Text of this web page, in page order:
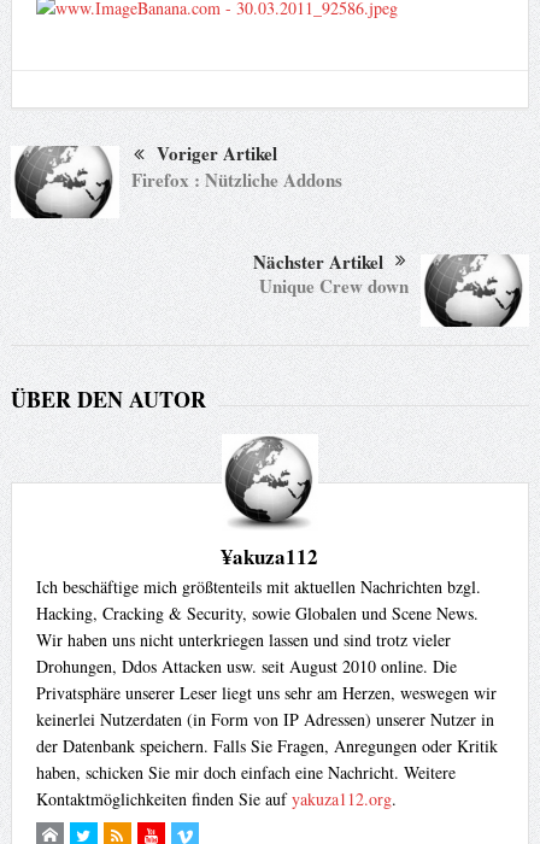
Voriger Artikel
Firefox : Nützliche Addons
Nächster Artikel
Unique Crew down
ÜBER DEN AUTOR
¥akuza112
Ich beschäftige mich größtenteils mit aktuellen Nachrichten bzgl.
Hacking, Cracking & Security, sowie Globalen und Scene News.
Wir haben uns nicht unterkriegen lassen und sind trotz vieler
Drohungen, Ddos Attacken usw. seit August 2010 online. Die
Privatsphäre unserer Leser liegt uns sehr am Herzen, weswegen wir
keinerlei Nutzerdaten (in Form von IP Adressen) unserer Nutzer in
der Datenbank speichern. Falls Sie Fragen, Anregungen oder Kritik
haben, schicken Sie mir doch einfach eine Nachricht. Weitere
Kontaktmöglichkeiten finden Sie aufyakuza112.org.